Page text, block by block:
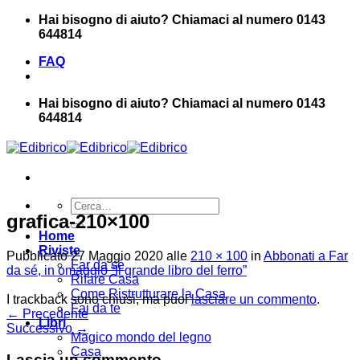
Salta
Hai bisogno di aiuto? Chiamaci al numero 0143
644814
FAQ
Hai bisogno di aiuto? Chiamaci al numero 0143
644814
Cerca:
Home
Riviste
Far da sé
Rifare Casa
Come Ristrutturare la Casa
Fai da te
Libri
Magico mondo del legno
Casa
grafica-210×100
Pubblicato27 Maggio 2020 alle 210 × 100 in Abbonati a Far
da sé, in omaggio “Il grande libro del ferro”
I trackback sono chiusi, ma puoilasciare un commento.
← Precedente
Successivo →